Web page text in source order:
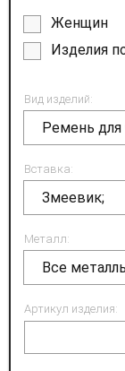
Женщин
Изделия
Вид изделий:
Ремень для
Вставка:
Змеевик;
Металл:
Все
Артикул изделия: